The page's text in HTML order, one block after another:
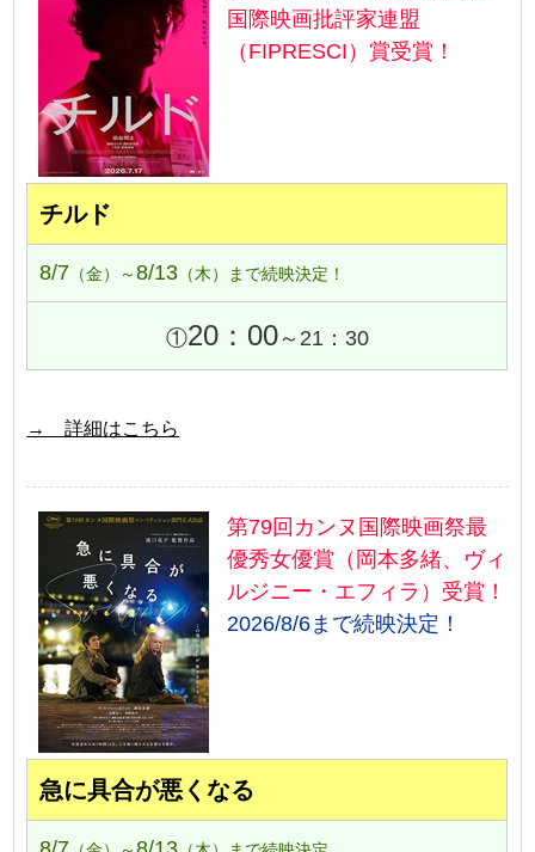
国際映画批評家連盟
（FIPRESCI）賞受賞！
チルド
8/7 （金）～8/13 （木）まで続映決定！
①20：00～21：30
→ 詳細はこちら
第79回カンヌ国際映画祭最
優秀女優賞（岡本多緒、ヴィ
ルジニー・エフィラ）受賞！
2026/8/6まで続映決定！
急に具合が悪くなる